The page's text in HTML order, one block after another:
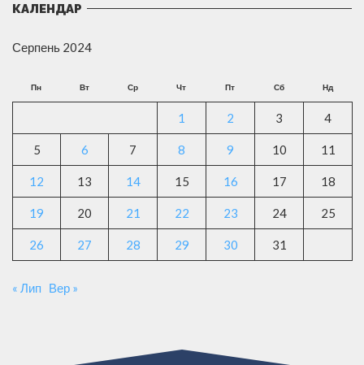
КАЛЕНДАР
Серпень 2024
Пн Вт Ср Чт Пт Сб Нд
1 2 3 4
5 6 7 8 9 10 11
12 13 14 15 16 17 18
19 20 21 22 23 24 25
26 27 28 29 30 31
« Лип Вер »